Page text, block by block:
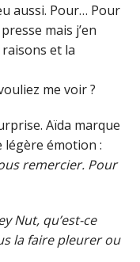
aussi. Pour… Pour
mais j’en
et la
me voir ?
Aïda marque
légère émotion :
remercier. Pour
Nut, qu’est-ce
la faire pleurer ou